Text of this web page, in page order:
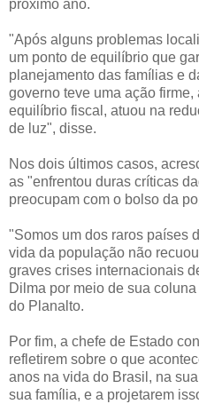
próximo ano.
"Após alguns problemas
um ponto de equilíbrio que
planejamento das famílias e
governo teve uma ação
equilíbrio fiscal, atuou na
de luz", disse.
Nos dois últimos casos,
as "enfrentou duras críticas
preocupam com o bolso da
"Somos um dos raros países
vida da população não
graves crises internacionais
Dilma por meio de sua
do Planalto.
Por fim, a chefe de Estado
refletirem sobre o que
anos na vida do Brasil, na
sua família, e a projetarem